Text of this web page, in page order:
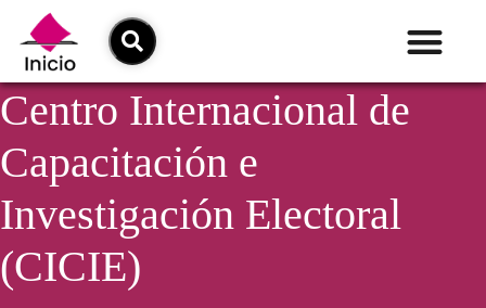
Centro Internacional de
Capacitación e
Investigación Electoral
(CICIE)